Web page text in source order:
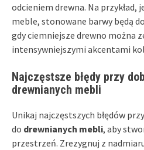
odcieniem drewna. Na przykład,
meble, stonowane barwy będą
gdy ciemniejsze drewno można
intensywniejszymi akcentami
Najczęstsze błędy przy
drewnianych mebli
Unikaj najczęstszych błędów
do drewnianych mebli, aby
przestrzeń. Zrezygnuj z